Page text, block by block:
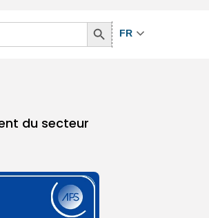
Search
Button
FR
du secteur